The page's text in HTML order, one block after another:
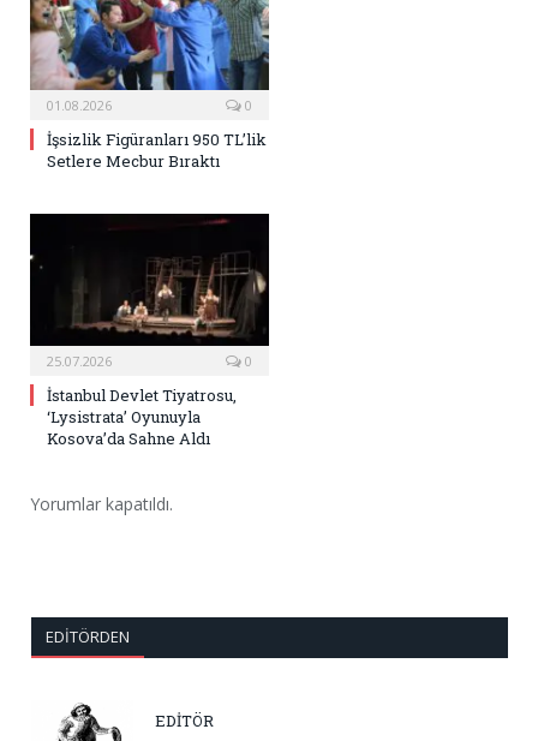
01.08.2026 0
İşsizlik Figüranları 950 TL’lik
Setlere Mecbur Bıraktı
25.07.2026 0
İstanbul Devlet Tiyatrosu,
‘Lysistrata’ Oyunuyla
Kosova’da Sahne Aldı
Yorumlar kapatıldı.
EDITÖRDEN
EDİTÖR